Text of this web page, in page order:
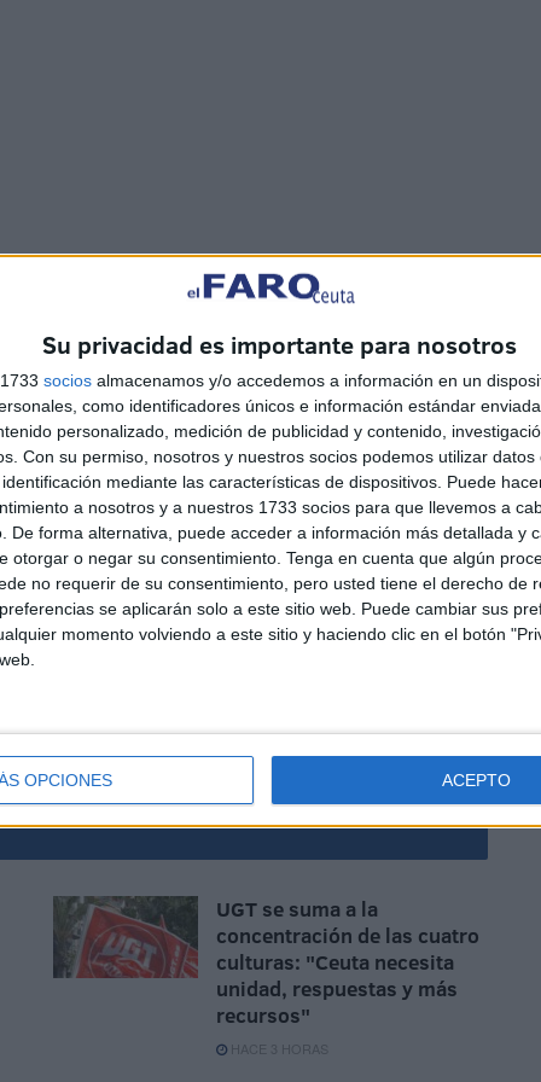
Su privacidad es importante para nosotros
socios almacenamos y/o accedemos a información en un
como identificadores únicos e información estándar
personalizado, medición de publicidad y contenido,
Con su permiso, nosotros y nuestros socios podemos utilizar datos
mediante las características de dispositivos. Puede
a nosotros y a nuestros 1733 socios para que llevemos a
De forma alternativa, puede acceder a información más detallada y
otorgar o negar su consentimiento. Tenga en cuenta que algún
no requerir de su consentimiento, pero usted tiene el derecho de
se aplicarán solo a este sitio web. Puede cambiar sus
momento volviendo a este sitio y haciendo clic en el botón
OPCIONES ACEPTO
junto a Marruecos para implementar los
el Foro de Cooperación China-África y el Foro de
de fortalecer la colaboración dentro del marco
que busca conectar economías y fomentar el
estratégica con Marruecos, sino que también se
de visados y la ampliación de los períodos
UGT se suma a la
concentración de las cuatro
culturas: "Ceuta necesita
unidad, respuestas y más
recursos"
HACE 3 HORAS